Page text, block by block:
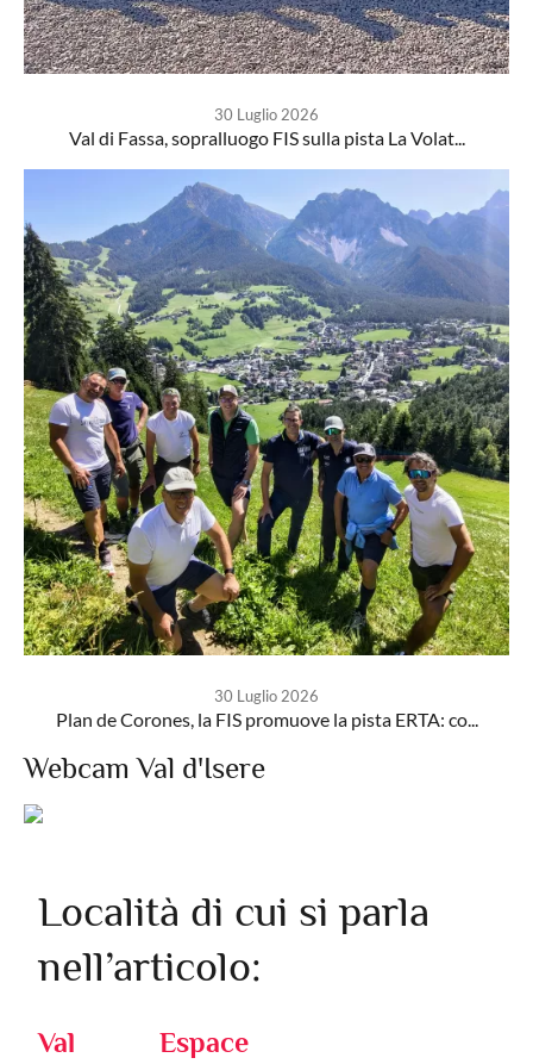
30 Luglio 2026
Val di Fassa, sopralluogo FIS sulla pista La Volat...
30 Luglio 2026
Plan de Corones, la FIS promuove la pista ERTA: co...
Webcam Val d'Isere
Località di cui si parla
nell’articolo:
Val
Espace